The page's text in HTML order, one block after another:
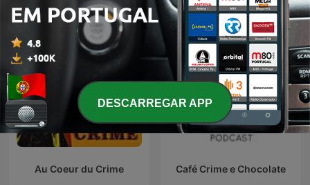
Au Coeur du Crime Café Crime e Chocolate
DESCARREGAR APP